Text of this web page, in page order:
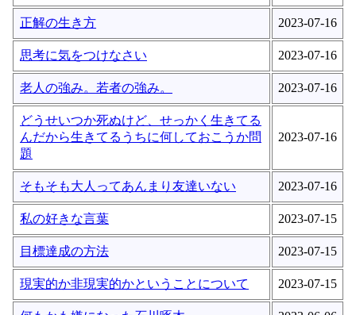
正解の生き方 2023-07-16
思考に気をつけなさい 2023-07-16
老人の強み。若者の強み。 2023-07-16
どうせいつか死ぬけど、せっかく生きてる
んだから生きてるうちに何しておこうか問
題
2023-07-16
そもそも大人ってあんまり友達いない 2023-07-16
私の好きな言葉 2023-07-15
目標達成の方法 2023-07-15
現実的か非現実的かということについて 2023-07-15